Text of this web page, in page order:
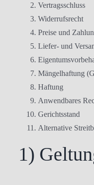
Vertragsschluss
Widerrufsrecht
Preise und
Liefer- und
Mängelhaftung
Haftung
Anwendbares
Gerichtsstand
Alternative
1)